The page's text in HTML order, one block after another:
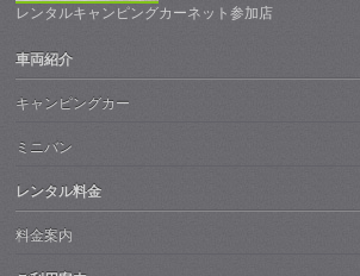
レンタルキャンピングカーネット参加店
車両紹介
キャンピングカー
ミニバン
レンタル料金
料金案内